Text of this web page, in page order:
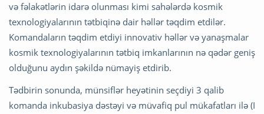
və fəlakətlərin idarə olunması kimi sahələrdə kosmik
texnologiyalarının tətbiqinə dair həllər təqdim etdilər.
Komandaların təqdim etdiyi innovativ həllər və yanaşmalar
kosmik texnologiyalarının tətbiq imkanlarının nə qədər geniş
olduğunu aydın şəkildə nümayiş etdirib.
Tədbirin sonunda, münsiflər heyətinin seçdiyi 3 qalib
komanda inkubasiya dəstəyi və müvafiq pul mükafatları ilə (I